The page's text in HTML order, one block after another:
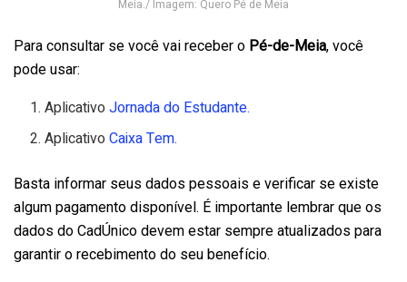
Meia./ Imagem: Quero Pé de Meia
Para consultar se você vai receber o Pé-de-Meia, você
pode usar:
AplicativoJornada do Estudante.
AplicativoCaixa Tem.
Basta informar seus dados pessoais e verificar se existe
algum pagamento disponível. É importante lembrar que os
dados do CadÚnico devem estar sempre atualizados para
garantir o recebimento do seu benefício.